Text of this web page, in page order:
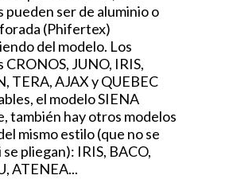
pueden ser de aluminio o
(Phifertex)
del modelo. Los
CRONOS, JUNO, IRIS,
TERA, AJAX y QUEBEC
el modelo SIENA
también hay otros modelos
mismo estilo (que no se
se pliegan): IRIS, BACO,
ATENEA...